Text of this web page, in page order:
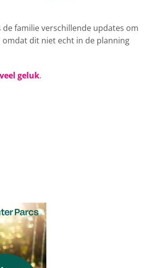
de familie verschillende updates om
dit niet echt in de planning
geluk.